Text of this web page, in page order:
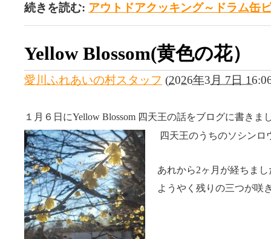
続きを読む: アウトドアクッキング～ドラム缶
Yellow Blossom(黄色の花）
愛川ふれあいの村スタッフ (2026年3月 7日
１月６日にYellow Blossom 四天王の話をブログに書きま
四天王のうちのソシン
あれから2ヶ月が経ちまし
ようやく残りの三つが咲